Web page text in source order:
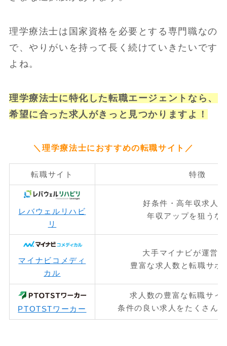
理学療法士は国家資格を必要とする専門職なの
で、やりがいを持って長く続けていきたいです
よね。
理学療法士に特化した転職エージェントなら、
希望に合った求人がきっと見つかりますよ！
＼理学療法士におすすめの転職サイト／
転職サイト 特徴
レバウェルリハビ
リ
好条件・高年収求人
年収アップを狙うな
マイナビコメディ
カル
大手マイナビが運営
豊富な求人数と転職サポ
PTOTSTワーカー
求人数の豊富な転職サイ
条件の良い求人をたくさん